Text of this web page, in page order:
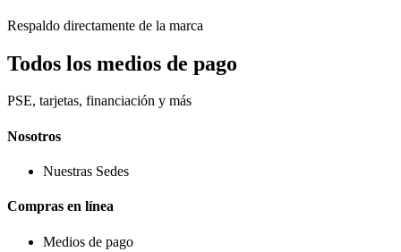
Respaldo directamente de la marca
Todos los medios de pago
PSE, tarjetas, financiación y más
Nosotros
Nuestras Sedes
Compras en línea
Medios de pago